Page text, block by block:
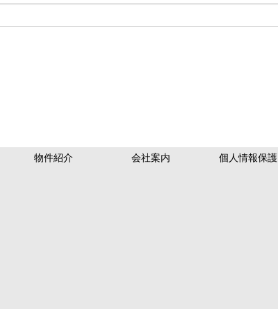
物件紹介 会社案内 個人情報保護